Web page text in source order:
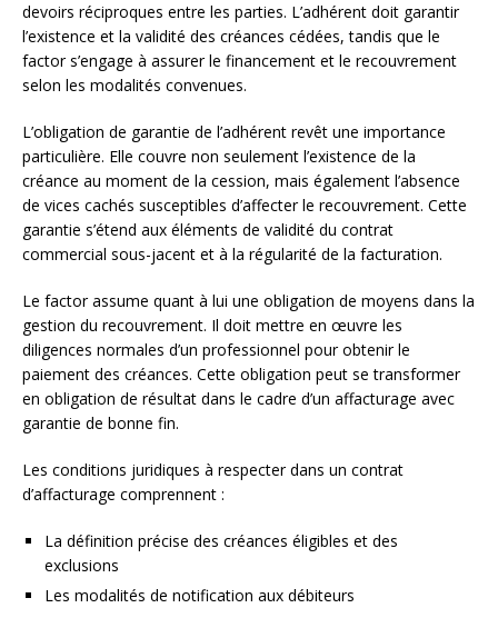
devoirs réciproques entre les parties. L’adhérent doit garantir
l’existence et la validité des créances cédées, tandis que le
factor s’engage à assurer le financement et le recouvrement
selon les modalités convenues.
L’obligation de garantie de l’adhérent revêt une importance
particulière. Elle couvre non seulement l’existence de la
créance au moment de la cession, mais également l’absence
de vices cachés susceptibles d’affecter le recouvrement. Cette
garantie s’étend aux éléments de validité du contrat
commercial sous-jacent et à la régularité de la facturation.
Le factor assume quant à lui une obligation de moyens dans la
gestion du recouvrement. Il doit mettre en œuvre les
diligences normales d’un professionnel pour obtenir le
paiement des créances. Cette obligation peut se transformer
en obligation de résultat dans le cadre d’un affacturage avec
garantie de bonne fin.
Les conditions juridiques à respecter dans un contrat
d’affacturage comprennent :
La définition précise des créances éligibles et des
exclusions
Les modalités de notification aux débiteurs